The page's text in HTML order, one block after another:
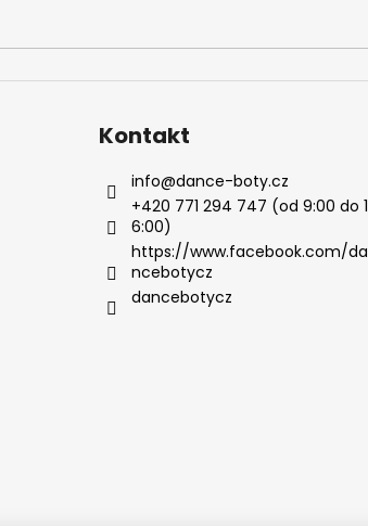
Kontakt
info@dance-boty.cz
+420 771 294 747 (od 9:00 do 1
6:00)
https://www.facebook.com/da
ncebotycz
dancebotycz